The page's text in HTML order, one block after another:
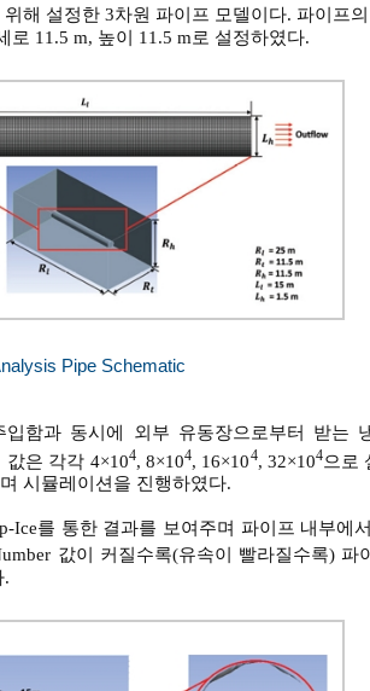
해 설정한 3차원 파이프 모델이다. 파이프
로 11.5 m, 높이 11.5 m로 설정하였다.
Pipe Schematic
입함과 동시에 외부 유동장으로부터 받는
값은 각각 4×104, 8×104, 16×104, 32×104으로
시뮬레이션을 진행하였다.
Ice를 통한 결과를 보여주며 파이프 내부
값이 커질수록(유속이 빨라질수록)
.